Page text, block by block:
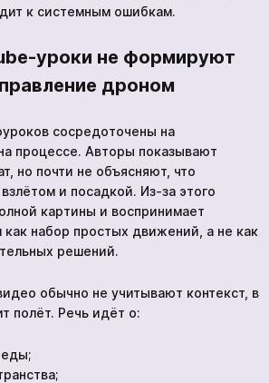
к системным ошибкам.
уроки не формируют
дроном
сосредоточены на
процессе. Авторы показывают
но почти не объясняют, что
и посадкой. Из-за этого
картины и воспринимает
набор простых движений, а не как
решений.
обычно не учитывают контекст, в
полёт. Речь идёт о: